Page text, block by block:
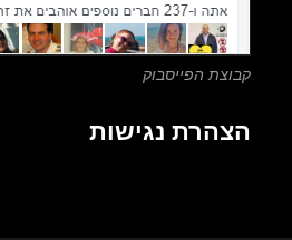
הפייסבוק
נגישות